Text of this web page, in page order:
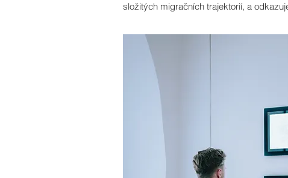
složitých migračních trajektorií, a